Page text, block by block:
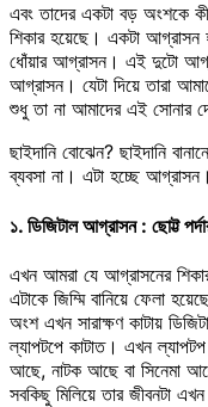
এবং তাদের একটা বড় অংশকে
শিকার হয়েছে। একটা আগ্রাসন
ধোঁয়ার আগ্রাসন। এই দুটো
আগ্রাসন। যেটা দিয়ে তারা
শুধু তা না আমাদের এই সোনার
ছাইদানি বোঝেন? ছাইদানি
ব্যবসা না। এটা হচ্ছে আগ্রাসন।
১. ডিজিটাল আগ্রাসন : ছোট্ট
এখন আমরা যে আগ্রাসনের
এটাকে জিম্মি বানিয়ে ফেলা
অংশ এখন সারাক্ষণ কাটায়
ল্যাপটপে কাটাত। এখন
আছে, নাটক আছে বা
সবকিছু মিলিয়ে তার জীবনটা